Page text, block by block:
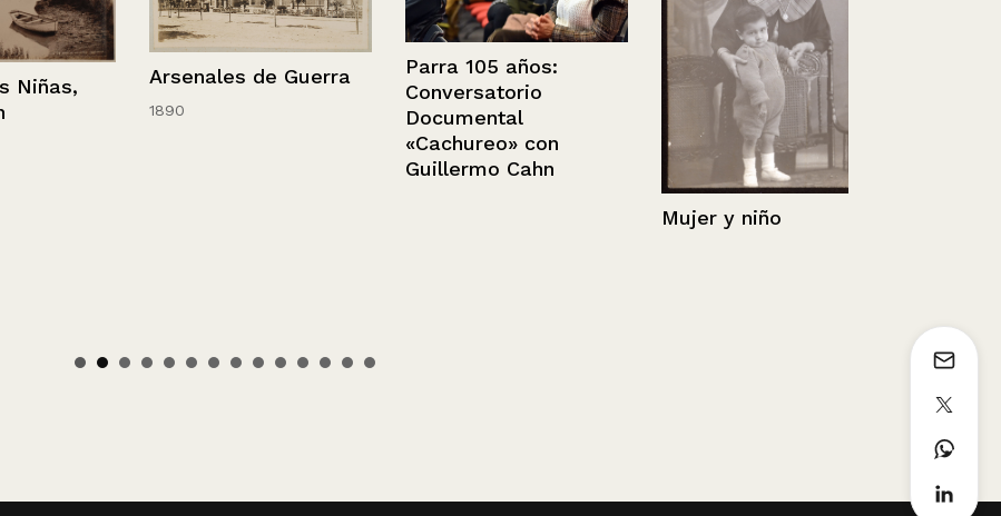
Arsenales de Guerra
Parra 105 años:
Conversatorio
Documental
«Cachureo» con
Guillermo Cahn
Mujer y niño